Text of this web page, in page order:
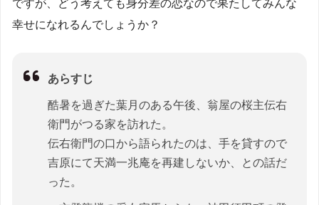
ですが、どう考えても身分差の恋なので果たしてみんな
幸せになれるんでしょうか？
あらすじ
酷暑を過ぎた葉月のある午後、翁屋の桜主伝右
衛門がつる家を訪れた。
伝右衛門の口から語られたのは、手を貸すので
吉原にて天満一兆庵を再建しないか、との話だ
った。